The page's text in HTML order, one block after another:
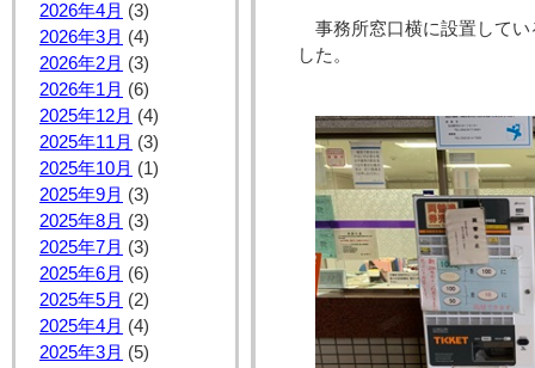
2026年4月 (3)
2026年3月 (4)
2026年2月 (3)
2026年1月 (6)
2025年12月 (4)
2025年11月 (3)
2025年10月 (1)
2025年9月 (3)
2025年8月 (3)
2025年7月 (3)
2025年6月 (6)
2025年5月 (2)
2025年4月 (4)
2025年3月 (5)
事務所窓口横に設置して
した。